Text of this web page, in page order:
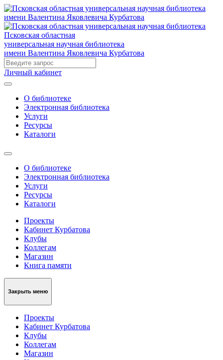
Псковская областная
универсальная научная библиотека
имени Валентина Яковлевича Курбатова
Личный кабинет
О библиотеке
Электронная библиотека
Услуги
Ресурсы
Каталоги
О библиотеке
Электронная библиотека
Услуги
Ресурсы
Каталоги
Проекты
Кабинет Курбатова
Клубы
Коллегам
Магазин
Книга памяти
Закрыть меню
Проекты
Кабинет Курбатова
Клубы
Коллегам
Магазин